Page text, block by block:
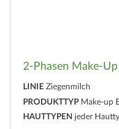
2-Phasen Make-
LINIE Ziegenmilch
PRODUKTTYP Make-up
HAUTTYPEN jeder